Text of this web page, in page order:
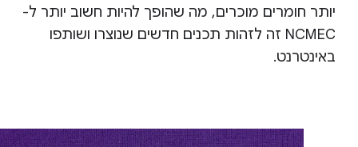
יותר חומרים מוכרים, מה שהופך להיות חשוב יותר ל-
NCMEC זה לזהות תכנים חדשים שנוצרו ושותפו
באינטרנט.